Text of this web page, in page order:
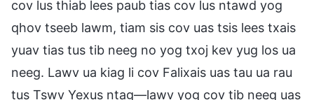
cov lus thiab lees paub tias cov lus ntawd yog
qhov tseeb lawm, tiam sis cov uas tsis lees txais
yuav tias tus tib neeg no yog txoj kev yug los ua
neeg. Lawv ua kiag li cov Falixais uas tau ua rau
tus Tswv Yexus ntag—lawv yog cov tib neeg uas